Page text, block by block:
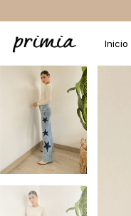
Prendas con el
Inicio